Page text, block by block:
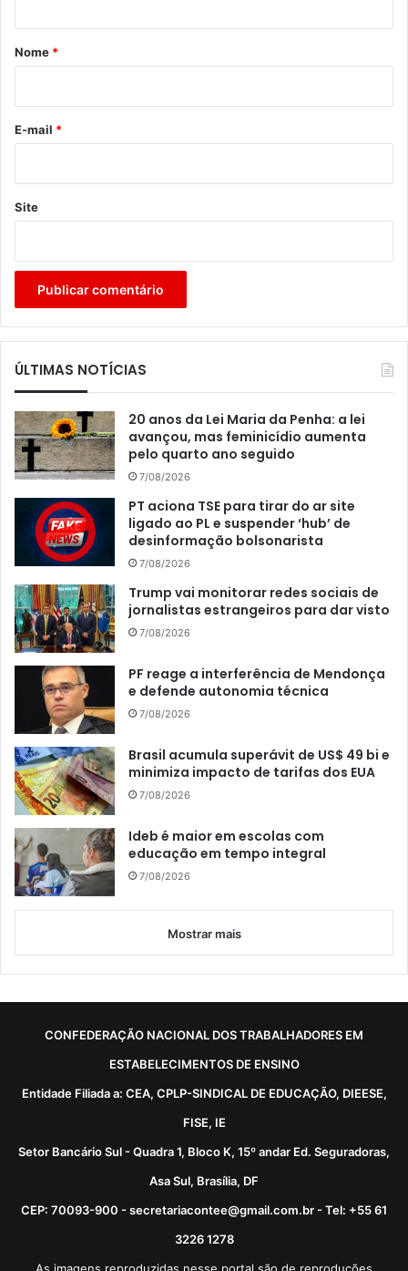
r
*
Nome *
E-mail *
Site
ÚLTIMAS NOTÍCIAS
20 anos da Lei Maria da Penha: a lei
avançou, mas feminicídio aumenta
pelo quarto ano seguido
7/08/2026
PT aciona TSE para tirar do ar site
ligado ao PL e suspender ‘hub’ de
desinformação bolsonarista
7/08/2026
Trump vai monitorar redes sociais de
jornalistas estrangeiros para dar visto
7/08/2026
PF reage a interferência de Mendonça
e defende autonomia técnica
7/08/2026
Brasil acumula superávit de US$ 49 bi e
minimiza impacto de tarifas dos EUA
7/08/2026
Ideb é maior em escolas com
educação em tempo integral
7/08/2026
Mostrar mais
CONFEDERAÇÃO NACIONAL DOS TRABALHADORES EM
ESTABELECIMENTOS DE ENSINO
Entidade Filiada a: CEA, CPLP-SINDICAL DE EDUCAÇÃO, DIEESE,
FISE, IE
Setor Bancário Sul - Quadra 1, Bloco K, 15º andar Ed. Seguradoras,
Asa Sul, Brasília, DF
CEP: 70093-900 - secretariacontee@gmail.com.br - Tel: +55 61
3226 1278